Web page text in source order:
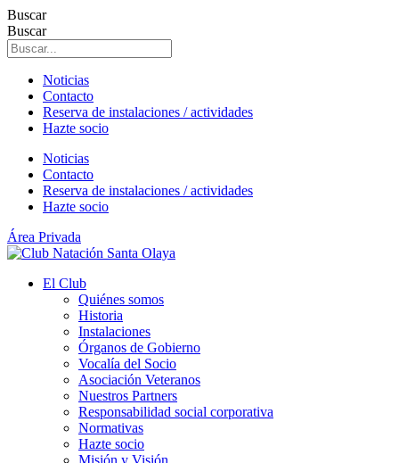
Ir
al
contenido
Buscar
Buscar
Noticias
Contacto
Reserva de instalaciones / actividades
Hazte socio
Noticias
Contacto
Reserva de instalaciones / actividades
Hazte socio
Área Privada
El Club
Quiénes somos
Historia
Instalaciones
Órganos de Gobierno
Vocalía del Socio
Asociación Veteranos
Nuestros Partners
Responsabilidad social corporativa
Normativas
Hazte socio
Misión y Visión